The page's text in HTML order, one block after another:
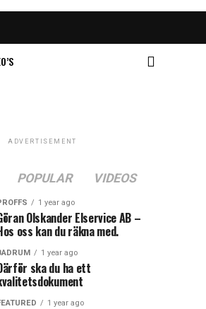
ADVERTISEMENT
POPULAR VIDEOS
1 year ago
Olskander Elservice AB –
oss kan du räkna med.
1 year ago
ska du ha ett
1 year ago